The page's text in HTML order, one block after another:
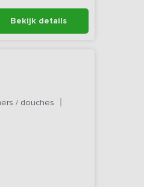
Bekijk details
/ douches